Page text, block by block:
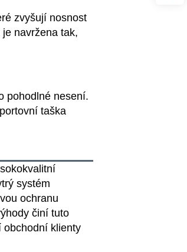
zvyšují nosnost
navržena tak,
pohodlné nesení.
taška
systém
ochranu
činí tuto
obchodní klienty